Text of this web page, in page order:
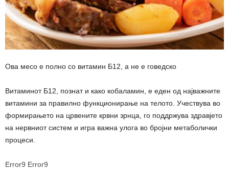
Ова месо е полно со витамин Б12, а не е говедско
Витаминот Б12, познат и како кобаламин, е еден од најважните
витамини за правилно функционирање на телото. Учествува во
формирањето на црвените крвни зрнца, го поддржува здравјето
на нервниот систем и игра важна улога во бројни метаболички
процеси.
Error9 Error9